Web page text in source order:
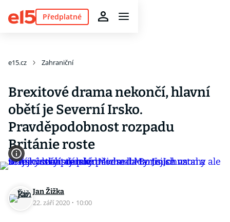
Předplatné
e15.cz Zahraniční
Brexitové drama nekončí, hlavní
obětí je Severní Irsko.
Pravděpodobnost rozpadu
Británie roste
Jan Žižka
22. září 2020 · 10:00